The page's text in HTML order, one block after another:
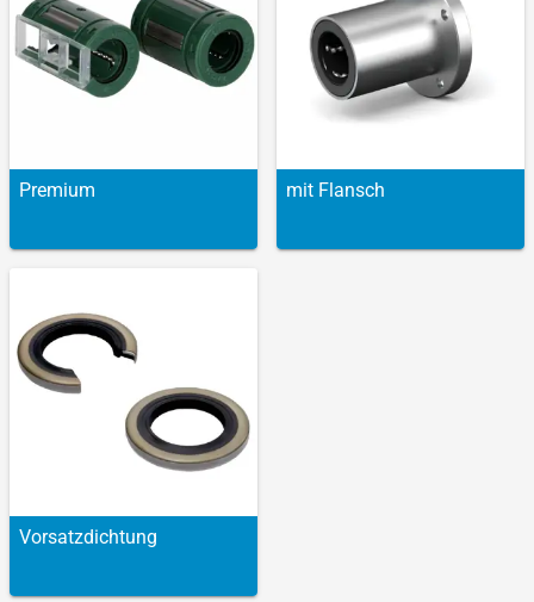
Premium mit Flansch
Vorsatzdichtung